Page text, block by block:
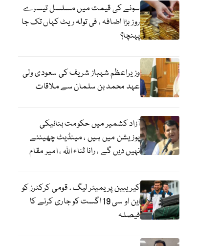
سونے کی قیمت میں مسلسل تیسرے
روز بڑا اضافہ ، فی تولہ ریٹ کہاں تک جا
پہنچا؟
وزیراعظم شہباز شریف کی سعودی ولی
عہد محمد بن سلمان سے ملاقات
آزاد کشمیر میں حکومت بنانیکی
پوزیشن میں ہیں ، مینڈیٹ چھیننے
نہیں دیں گے ، رانا ثناء اللہ ، امیر مقام
کیریبین پریمیئر لیگ ، قومی کرکٹرز کو
این او سی 19 اگست کو جاری کرنے کا
فیصلہ